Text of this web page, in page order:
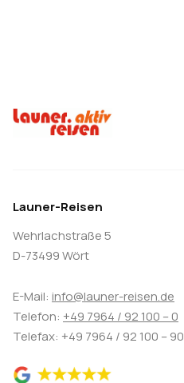
Launer-Reisen
Wehrlachstraße 5
D-73499 Wört
E-Mail: info@launer-reisen.de
Telefon: +49 7964 / 92 100 – 0
Telefax: +49 7964 / 92 100 – 90